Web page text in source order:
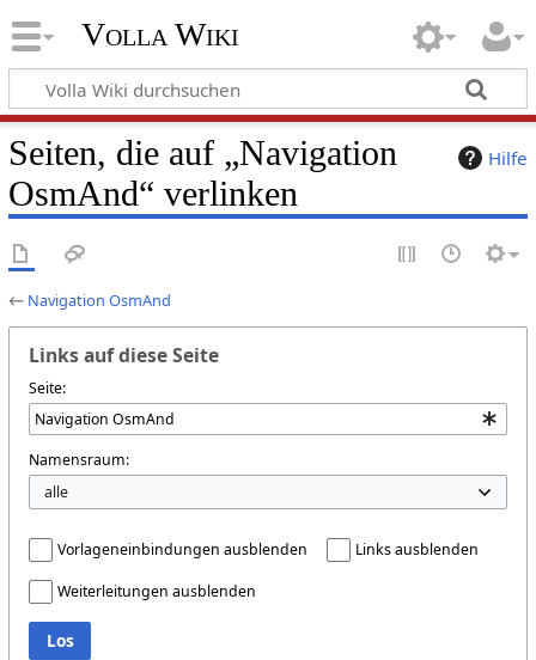
Volla Wiki
Hilfe
Seiten, die auf „Navigation
OsmAnd“ verlinken
← Navigation OsmAnd
Links auf diese Seite
Seite:
Namensraum:
Vorlageneinbindungen ausblenden Links ausblenden
Weiterleitungen ausblenden
Los